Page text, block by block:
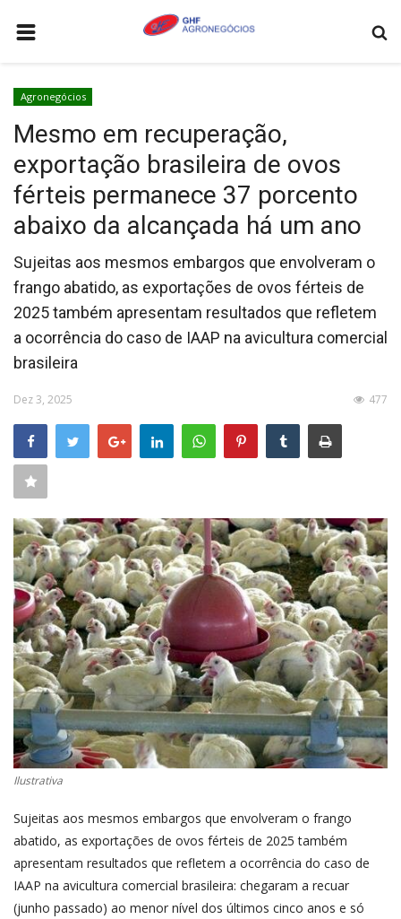
AGRONEGÓCIOS
LEILÕES
FEIRAS E EVENTOS
LOGÍSTICA
COMO ANUNCIAR
COLUNISTA
CONECTE-SE
REGISTO
Agronegócios
Mesmo em recuperação,
exportação brasileira de ovos
férteis permanece 37 porcento
abaixo da alcançada há um ano
Sujeitas aos mesmos embargos que envolveram o
frango abatido, as exportações de ovos férteis de
2025 também apresentam resultados que refletem
a ocorrência do caso de IAAP na avicultura comercial
brasileira
Dez 3, 2025 477
Ilustrativa
Sujeitas aos mesmos embargos que envolveram o frango
abatido, as exportações de ovos férteis de 2025 também
apresentam resultados que refletem a ocorrência do caso de
IAAP na avicultura comercial brasileira: chegaram a recuar
(junho passado) ao menor nível dos últimos cinco anos e só